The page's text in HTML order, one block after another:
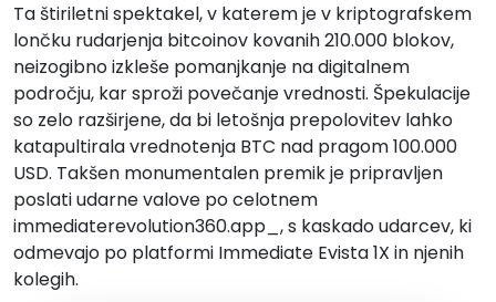
Ta štiriletni spektakel, v katerem je v kriptografskem
lončku rudarjenja bitcoinov kovanih 210.000 blokov,
neizogibno izkleše pomanjkanje na digitalnem
področju, kar sproži povečanje vrednosti. Špekulacije
so zelo razširjene, da bi letošnja prepolovitev lahko
katapultirala vrednotenja BTC nad pragom 100.000
USD. Takšen monumentalen premik je pripravljen
poslati udarne valove po celotnem
immediaterevolution360.app_, s kaskado udarcev, ki
odmevajo po platformi Immediate Evista 1X in njenih
kolegih.